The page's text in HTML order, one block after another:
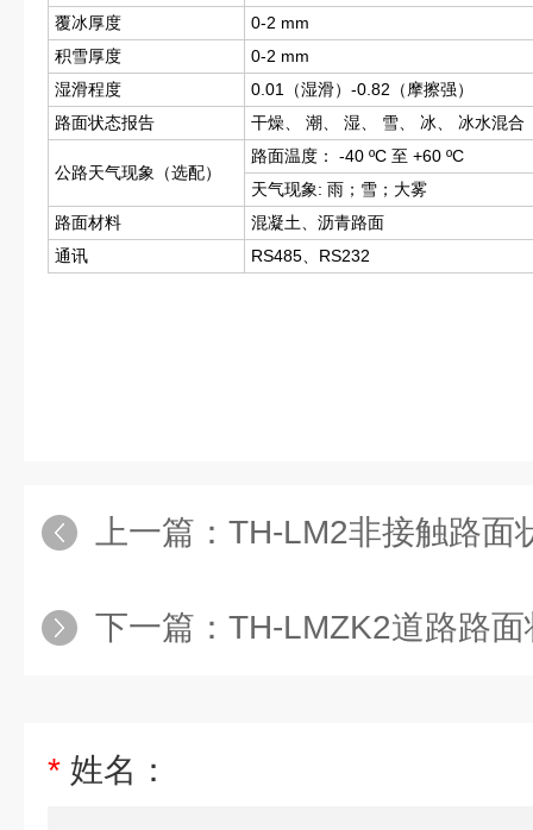
覆冰厚度
0-2 mm
积雪厚度
0-2 mm
湿滑程度
0.01（湿滑）-0.82（摩擦强）
路面状态报告
干燥、 潮、 湿、 雪、 冰、 冰水混合
公路天气现象（选配）
路面温度： -40 ºC 至 +60 ºC
天气现象: 雨；雪；大雾
路面材料
混凝土、沥青路面
通讯
RS485、RS232
上一篇： TH-LM2非接触路面
下一篇： TH-LMZK2道路路
* 姓名：